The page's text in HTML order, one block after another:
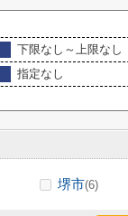
下限なし～上限なし
指定なし
堺市(6)